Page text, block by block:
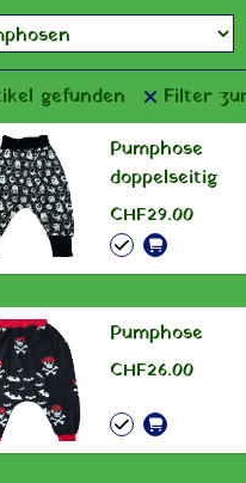
gefunden
Filter
Pumphose
doppelseitig
CHF 29.00
Pumphose
CHF 26.00